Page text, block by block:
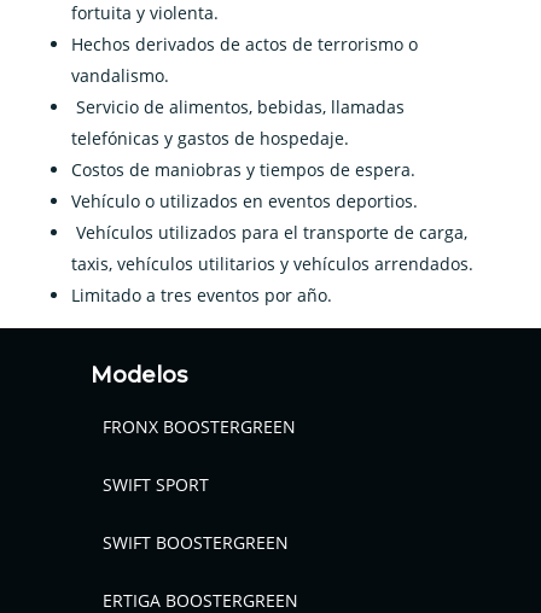
fortuita y violenta.
Hechos derivados de actos de terrorismo o
vandalismo.
Servicio de alimentos, bebidas, llamadas
telefónicas y gastos de hospedaje.
Costos de maniobras y tiempos de espera.
Vehículo o utilizados en eventos deportios.
Vehículos utilizados para el transporte de carga,
taxis, vehículos utilitarios y vehículos arrendados.
Limitado a tres eventos por año.
Modelos
FRONX BOOSTERGREEN
SWIFT SPORT
SWIFT BOOSTERGREEN
ERTIGA BOOSTERGREEN